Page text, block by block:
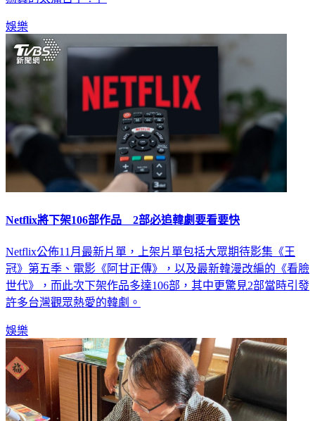
娛樂
Netflix將下架106部作品 2部必追韓劇要看要快
Netflix公佈11月最新片單，上架片單包括大眾期待影集《王
冠》第五季、電影《阿甘正傳》，以及最新韓漫改編的《看臉
世代》，而此次下架作品多達106部，其中更驚見2部當時引發
許多台灣觀眾熱愛的韓劇。
娛樂